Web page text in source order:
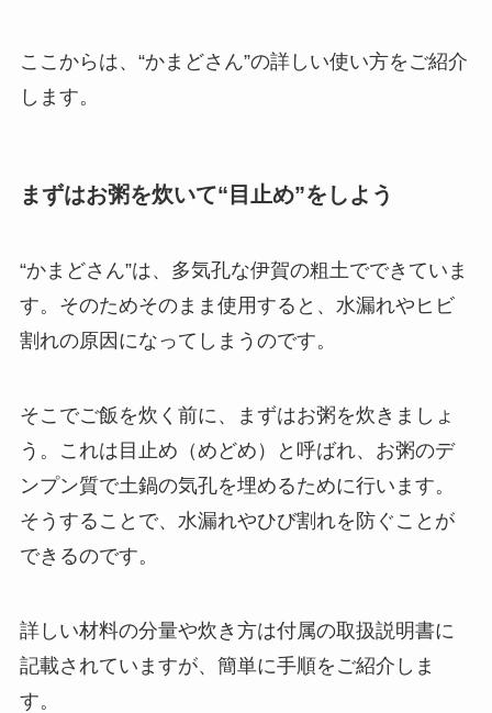
ここからは、“かまどさん”の詳しい使い方をご紹介
します。
まずはお粥を炊いて“目止め”をしよう
“かまどさん”は、多気孔な伊賀の粗土でできていま
す。そのためそのまま使用すると、水漏れやヒビ
割れの原因になってしまうのです。
そこでご飯を炊く前に、まずはお粥を炊きましょ
う。
これは目止め（めどめ）と呼ばれ、お粥のデ
ンプン質で土鍋の気孔を埋めるために行います。
そうすることで、水漏れやひび割れを防ぐことが
できるのです。
詳しい材料の分量や炊き方は付属の取扱説明書に
記載されていますが、簡単に手順をご紹介しま
す。